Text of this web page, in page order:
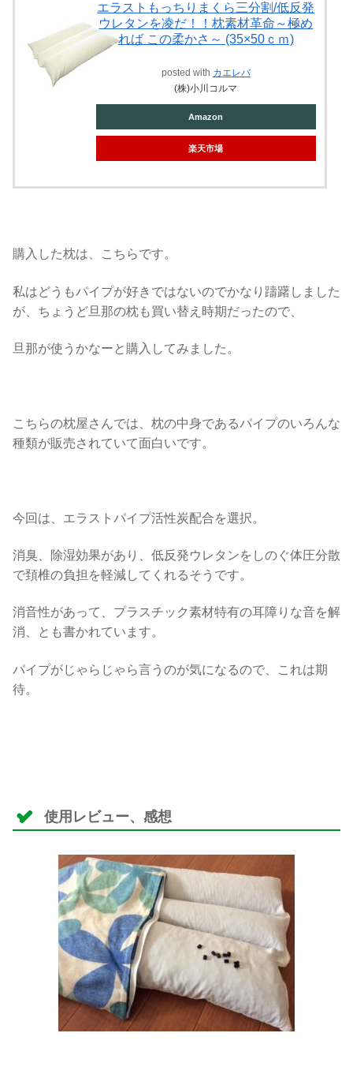
エラストもっちりまくら三分割/低反発
ウレタンを凌だ！！枕素材革命～極め
れば この柔かさ～ (35×50ｃｍ)
posted with カエレバ
(株)小川コルマ
Amazon
楽天市場
購入した枕は、こちらです。
私はどうもパイプが好きではないのでかなり躊躇しました
が、ちょうど旦那の枕も買い替え時期だったので、
旦那が使うかなーと購入してみました。
こちらの枕屋さんでは、枕の中身であるパイプのいろんな
種類が販売されていて面白いです。
今回は、エラストパイプ活性炭配合を選択。
消臭、除湿効果があり、低反発ウレタンをしのぐ体圧分散
で頚椎の負担を軽減してくれるそうです。
消音性があって、プラスチック素材特有の耳障りな音を解
消、とも書かれています。
パイプがじゃらじゃら言うのが気になるので、これは期
待。
使用レビュー、感想